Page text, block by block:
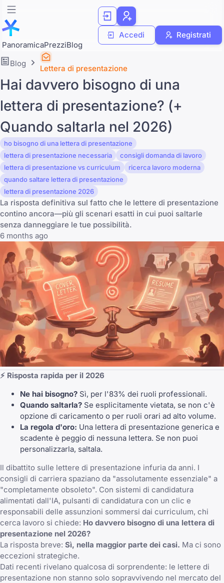
PanoramicaPrezziBlog
Accedi Registrati
Blog
Lettera di presentazione
Hai davvero bisogno di una
lettera di presentazione? (+
Quando saltarla nel 2026)
ho bisogno di una lettera di presentazione
lettera di presentazione necessaria
consigli domanda di lavoro
lettera di presentazione vs curriculum
ricerca lavoro moderna
quando saltare lettera di presentazione
lettera di presentazione 2026
La risposta definitiva sul fatto che le lettere di presentazione
contino ancora—più gli scenari esatti in cui puoi saltarle
senza danneggiare le tue possibilità.
6 months ago
⚡ Risposta rapida per il 2026
Ne hai bisogno? Sì, per l'83% dei ruoli professionali.
Quando saltarla? Se esplicitamente vietata, se non c'è
opzione di caricamento o per ruoli orari ad alto volume.
La regola d'oro: Una lettera di presentazione generica e
scadente è peggio di nessuna lettera. Se non puoi
personalizzarla, saltala.
Il dibattito sulle lettere di presentazione infuria da anni. I
consigli di carriera spaziano da "assolutamente essenziale" a
"completamente obsoleto". Con sistemi di candidatura
alimentati dall'IA, pulsanti di candidatura con un clic e
responsabili delle assunzioni sommersi dai curriculum, chi
cerca lavoro si chiede: Ho davvero bisogno di una lettera di
presentazione nel 2026?
La risposta breve: Sì, nella maggior parte dei casi. Ma ci sono
eccezioni strategiche.
Dati recenti rivelano qualcosa di sorprendente: le lettere di
presentazione non stanno solo sopravvivendo nel mercato del